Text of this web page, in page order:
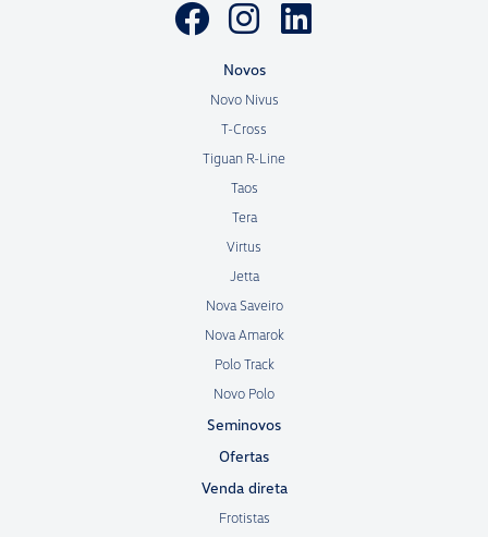
Novos
Novo Nivus
T-Cross
Tiguan R-Line
Taos
Tera
Virtus
Jetta
Nova Saveiro
Nova Amarok
Polo Track
Novo Polo
Seminovos
Ofertas
Venda direta
Frotistas